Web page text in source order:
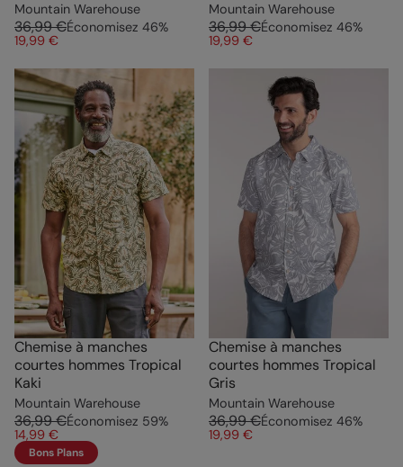
Mountain Warehouse
36,99 €Économisez 46%
19,99 €
Mountain Warehouse
36,99 €Économisez 46%
19,99 €
Chemise à manches
courtes hommes Tropical
Kaki
Mountain Warehouse
36,99 €Économisez 59%
14,99 €
Bons Plans
Chemise à manches
courtes hommes Tropical
Gris
Mountain Warehouse
36,99 €Économisez 46%
19,99 €